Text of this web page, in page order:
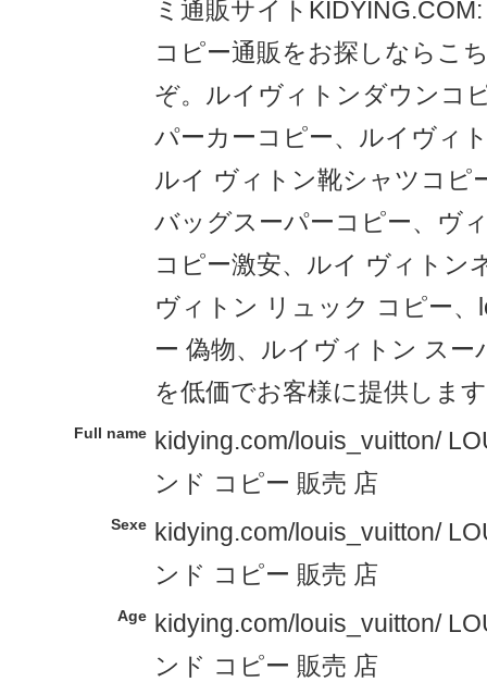
ミ通販サイト
コピー通販をお探しならこ
ぞ。ルイヴィトンダウンコ
パーカーコピー、ルイヴィ
ルイ ヴィトン靴シャツコピ
バッグスーパーコピー、ヴ
コピー激安、ルイ ヴィトン
ヴィトン リュック コピー
ー 偽物、ルイヴィトン スー
を低価でお客様に提供しま
Full name
kidying.com/louis_vuitton/
ンド コピー 販売 店
Sexe
kidying.com/louis_vuitton/
ンド コピー 販売 店
Age
kidying.com/louis_vuitton/
ンド コピー 販売 店